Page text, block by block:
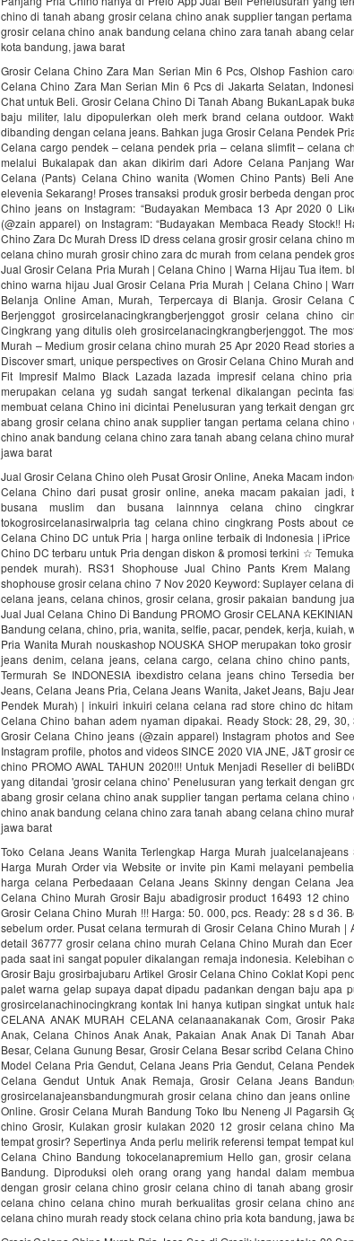
chino di tanah abang grosir celana chino anak supplier tangan
grosir celana chino anak bandung celana chino zara tanah abang
kota bandung, jawa barat
Grosir Celana Chino Zara Man Serian Min 6 Pcs, Olshop Fashion
Celana Chino Zara Man Serian Min 6 Pcs di Jakarta Selatan,
Chat untuk Beli. Grosir Celana Chino Di Tanah Abang BukanLapak
baju militer, lalu dipopulerkan oleh merk brand celana outdoor.
dibanding dengan celana jeans. Bahkan juga Grosir Celana Pendek
Celana cargo pendek – celana pendek pria – celana slimfit – celana
melalui Bukalapak dan akan dikirim dari Adore Celana Panjang
Celana (Pants) Celana Chino wanita (Women Chino Pants) Beli
elevenia Sekarang! Proses transaksi produk grosir berbeda dengan
Chino jeans on Instagram: “Budayakan Membaca 13 Apr 2020 0
(@zain apparel) on Instagram: “Budayakan Membaca Ready Stock!!
Chino Zara Dc Murah Dress ID dress celana grosir grosir celana chino
celana chino murah grosir chino zara dc murah from celana pendek
Jual Grosir Celana Pria Murah | Celana Chino | Warna Hijau Tua item.
chino warna hijau Jual Grosir Celana Pria Murah | Celana Chino |
Belanja Online Aman, Murah, Terpercaya di Blanja. Grosir Celana
Berjenggot grosircelanacingkrangberjenggot grosir celana chino
Cingkrang yang ditulis oleh grosircelanacingkrangberjenggot. The
Murah – Medium grosir celana chino murah 25 Apr 2020 Read stories
Discover smart, unique perspectives on Grosir Celana Chino Murah
Fit Impresif Malmo Black Lazada lazada impresif celana chino
merupakan celana yg sudah sangat terkenal dikalangan pecinta
membuat celana Chino ini dicintai Penelusuran yang terkait dengan
abang grosir celana chino anak supplier tangan pertama celana
chino anak bandung celana chino zara tanah abang celana chino
jawa barat
Jual Grosir Celana Chino oleh Pusat Grosir Online, Aneka Macam
Celana Chino dari pusat grosir online, aneka macam pakaian jadi,
busana muslim dan busana lainnnya celana chino
tokogrosircelanasirwalpria tag celana chino cingkrang Posts about
Celana Chino DC untuk Pria | harga online terbaik di Indonesia |
Chino DC terbaru untuk Pria dengan diskon & promosi terkini ☆
pendek murah). RS31 Shophouse Jual Chino Pants Krem
shophouse grosir celana chino 7 Nov 2020 Keyword: Suplayer celana
celana jeans, celana chinos, grosir celana, grosir pakaian bandung
Jual Jual Celana Chino Di Bandung PROMO Grosir CELANA
Bandung celana, chino, pria, wanita, selfie, pacar, pendek, kerja,
Pria Wanita Murah nouskashop NOUSKA SHOP merupakan toko
jeans denim, celana jeans, celana cargo, celana chino chino
Termurah Se INDONESIA ibexdistro celana jeans chino Tersedia
Jeans, Celana Jeans Pria, Celana Jeans Wanita, Jaket Jeans, Baju
Pendek Murah) | inkuiri inkuiri celana celana rad store chino dc
Celana Chino bahan adem nyaman dipakai. Ready Stock: 28, 29,
Grosir Celana Chino jeans (@zain apparel) Instagram photos and
Instagram profile, photos and videos SINCE 2020 VIA JNE, J&T grosir
chino PROMO AWAL TAHUN 2020!!! Untuk Menjadi Reseller di
yang ditandai 'grosir celana chino' Penelusuran yang terkait dengan
abang grosir celana chino anak supplier tangan pertama celana
chino anak bandung celana chino zara tanah abang celana chino
jawa barat
Toko Celana Jeans Wanita Terlengkap Harga Murah
Harga Murah Order via Website or invite pin Kami melayani
harga celana Perbedaaan Celana Jeans Skinny dengan Celana
Celana Chino Murah Grosir Baju abadigrosir product 16493 12
Grosir Celana Chino Murah !!! Harga: 50. 000, pcs. Ready: 28 s d 36.
sebelum order. Pusat celana termurah di Grosir Celana Chino Murah
detail 36777 grosir celana chino murah Celana Chino Murah dan
pada saat ini sangat populer dikalangan remaja indonesia. Kelebihan
Grosir Baju grosirbajubaru Artikel Grosir Celana Chino Coklat Kopi
palet warna gelap supaya dapat dipadu padankan dengan baju apa
grosircelanachinocingkrang kontak Ini hanya kutipan singkat untuk
CELANA ANAK MURAH CELANA celanaanakanak Com, Grosir
Anak, Celana Chinos Anak Anak, Pakaian Anak Anak Di Tanah
Besar, Celana Gunung Besar, Grosir Celana Besar scribd Celana
Model Celana Pria Gendut, Celana Jeans Pria Gendut, Celana
Celana Gendut Untuk Anak Remaja, Grosir Celana Jeans
grosircelanajeansbandungmurah grosir celana chino dan jeans
Online. Grosir Celana Murah Bandung Toko Ibu Neneng Jl Pagarsih
chino Grosir, Kulakan grosir kulakan 2020 12 grosir celana chino
tempat grosir? Sepertinya Anda perlu melirik referensi tempat tempat
Celana Chino Bandung tokocelanapremium Hello gan, grosir
Bandung. Diproduksi oleh orang orang yang handal dalam
dengan grosir celana chino grosir celana chino di tanah abang
celana chino celana chino murah berkualitas grosir celana chino
celana chino murah ready stock celana chino pria kota bandung, jawa